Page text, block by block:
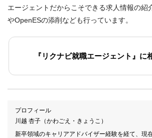
エージェントだからこそできる求人情報の紹
やOpenESの添削なども行っています。
『リクナビ就職エージェント』に
プロフィール
川越 杏子（かわごえ・きょうこ）
新卒領域のキャリアアドバイザー経験を経て、現